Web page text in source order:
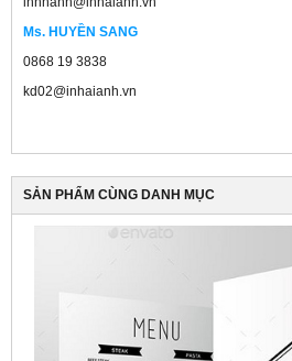
Ms. HUYỀN SANG
0868 19 3838
kd02@inhaianh.vn
SẢN PHẨM CÙNG DANH MỤC